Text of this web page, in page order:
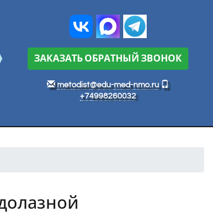
ЗАКАЗАТЬ ОБРАТНЫЙ ЗВОНОК
metodist@edu-med-nmo.ru
+74998260032